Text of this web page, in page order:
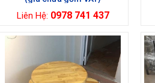
Liên Hệ: 0978 741 437